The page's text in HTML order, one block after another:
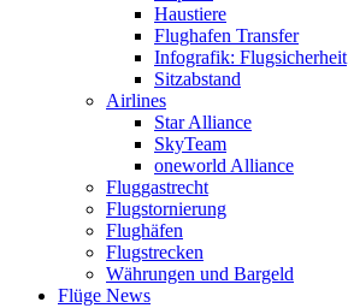
Haustiere
Flughafen Transfer
Infografik: Flugsicherheit
Sitzabstand
Airlines
Star Alliance
SkyTeam
oneworld Alliance
Fluggastrecht
Flugstornierung
Flughäfen
Flugstrecken
Währungen und Bargeld
Flüge News